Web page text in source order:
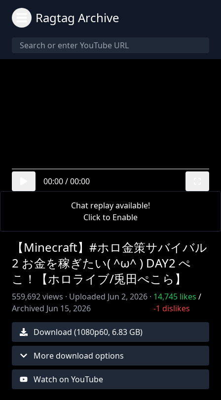
Ragtag Archive
00:00/00:00
Chat replay available!
Click to Enable
【Minecraft】#ホロ金策サバイバル
2 お金を稼ぎたい( ^ω^ ) DAY2 ぺ
こ！【ホロライブ/兎田ぺこら】
559,692views · Uploaded Jun 2, 2026 ·
Archived Jun 15, 2026
14,745 likes /
-1 dislikes
Download (1080p60, 6.83 GB)
More download options
Watch on YouTube